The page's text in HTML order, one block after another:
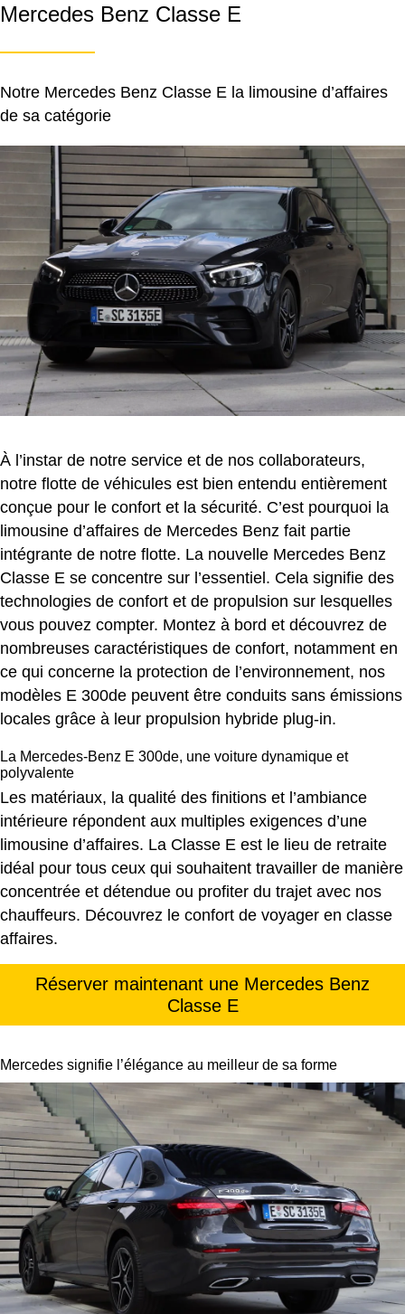
Mercedes Benz Classe E
Notre Mercedes Benz Classe E la limousine d’affaires
de sa catégorie
À l’instar de notre service et de nos collaborateurs,
notre flotte de véhicules est bien entendu entièrement
conçue pour le confort et la sécurité. C’est pourquoi la
limousine d’affaires de Mercedes Benz fait partie
intégrante de notre flotte. La nouvelle Mercedes Benz
Classe E se concentre sur l’essentiel. Cela signifie des
technologies de confort et de propulsion sur lesquelles
vous pouvez compter. Montez à bord et découvrez de
nombreuses caractéristiques de confort, notamment en
ce qui concerne la protection de l’environnement, nos
modèles E 300de peuvent être conduits sans émissions
locales grâce à leur propulsion hybride plug-in.
La Mercedes-Benz E 300de, une voiture dynamique et
polyvalente
Les matériaux, la qualité des finitions et l’ambiance
intérieure répondent aux multiples exigences d’une
limousine d’affaires. La Classe E est le lieu de retraite
idéal pour tous ceux qui souhaitent travailler de manière
concentrée et détendue ou profiter du trajet avec nos
chauffeurs. Découvrez le confort de voyager en classe
affaires.
Réserver maintenant une Mercedes Benz
Classe E
Mercedes signifie l’élégance au meilleur de sa forme